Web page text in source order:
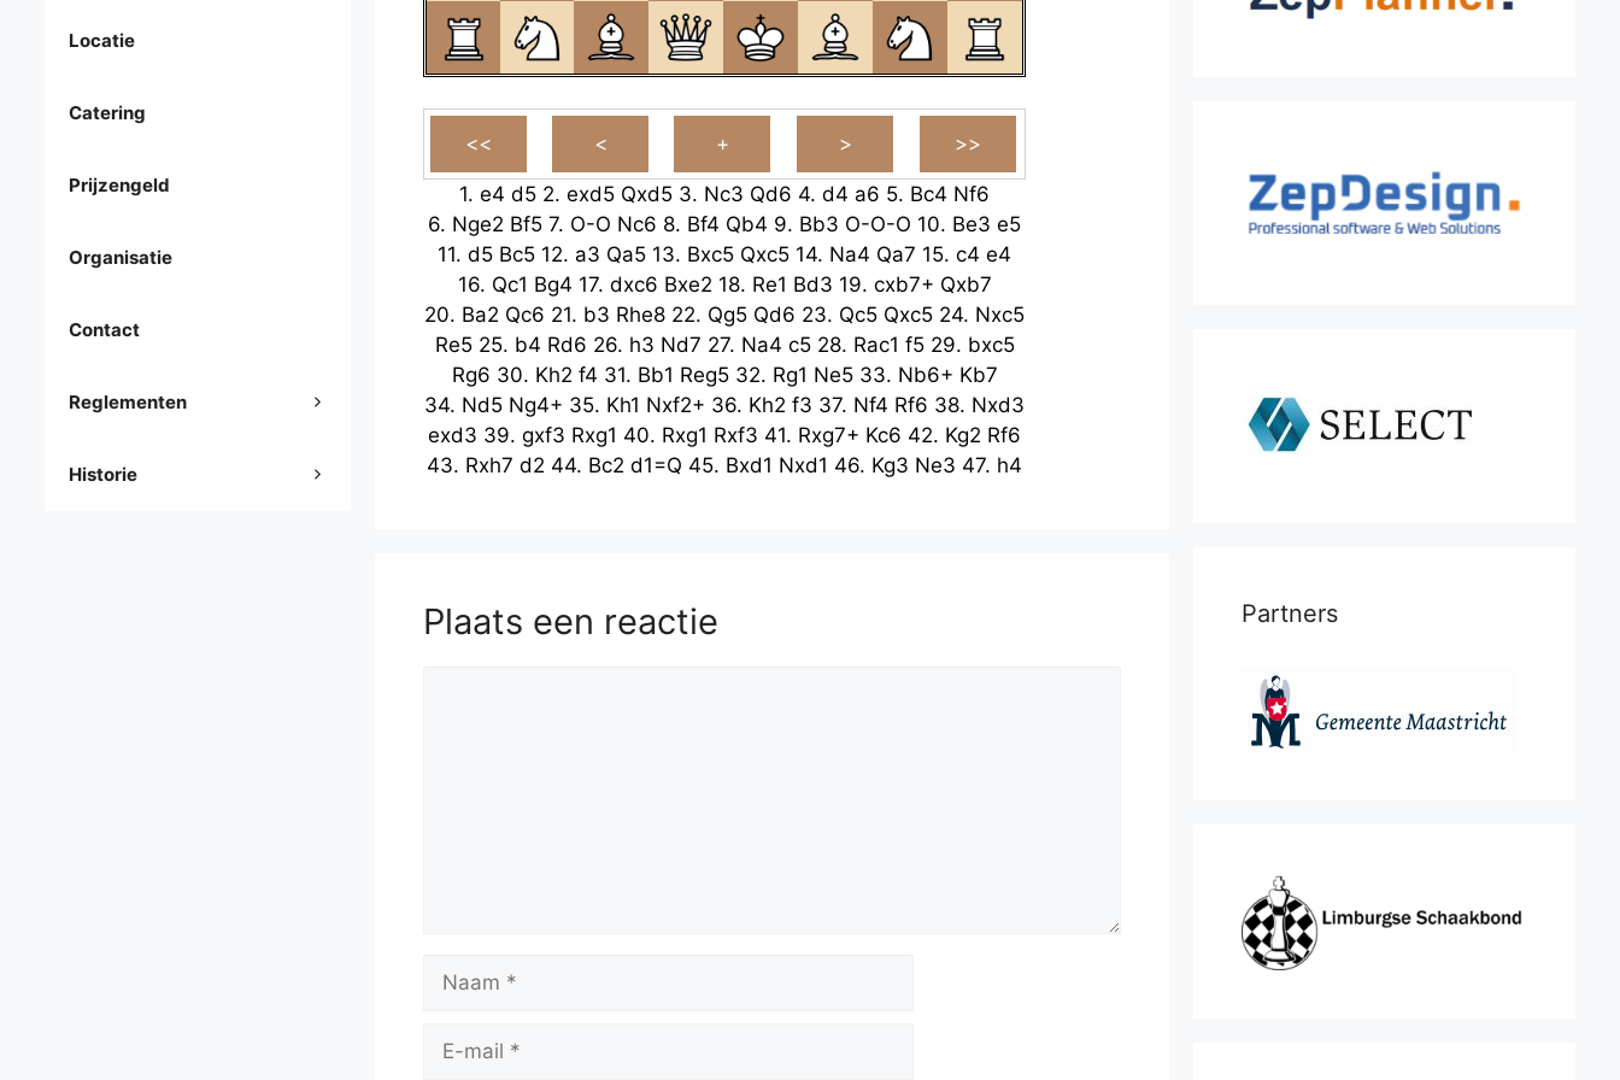
1. e4 d5 2. exd5 Qxd5 3. Nc3 Qd6 4. d4 a6 5. Bc4 Nf6
6. Nge2 Bf5 7. O-O Nc6 8. Bf4 Qb4 9. Bb3 O-O-O 10. Be3 e5
11. d5 Bc5 12. a3 Qa5 13. Bxc5 Qxc5 14. Na4 Qa7 15. c4 e4
16. Qc1 Bg4 17. dxc6 Bxe2 18. Re1 Bd3 19. cxb7+ Qxb7
20. Ba2 Qc6 21. b3 Rhe8 22. Qg5 Qd6 23. Qc5 Qxc5 24. Nxc5
Re5 25. b4 Rd6 26. h3 Nd7 27. Na4 c5 28. Rac1 f5 29. bxc5
Rg6 30. Kh2 f4 31. Bb1 Reg5 32. Rg1 Ne5 33. Nb6+ Kb7
34. Nd5 Ng4+ 35. Kh1 Nxf2+ 36. Kh2 f3 37. Nf4 Rf6 38. Nxd3
exd3 39. gxf3 Rxg1 40. Rxg1 Rxf3 41. Rxg7+ Kc6 42. Kg2 Rf6
43. Rxh7 d2 44. Bc2 d1=Q 45. Bxd1 Nxd1 46. Kg3 Ne3 47. h4
Plaats een reactie
mail
Locatie
Catering
Prijzengeld
Organisatie
Contact
Reglementen
Historie
Partners